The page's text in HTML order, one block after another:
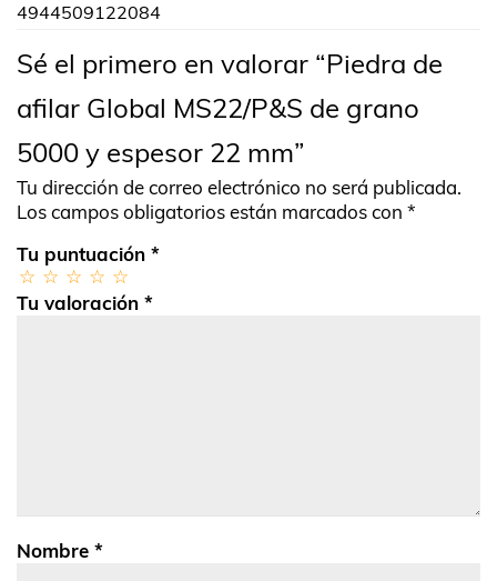
4944509122084
Sé el primero en valorar “Piedra de
afilar Global MS22/P&S de grano
5000 y espesor 22 mm”
Tu dirección de correo electrónico no será publicada.
Los campos obligatorios están marcados con *
Tu puntuación *
Tu valoración *
Nombre *